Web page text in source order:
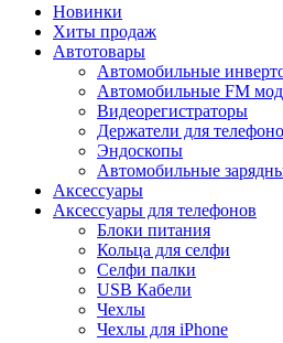
Новинки
Хиты продаж
Автотовары
Автомобильные
Автомобильные FM
Видеорегистраторы
Держатели для
Эндоскопы
Автомобильные
Аксессуары
Аксессуары для телефонов
Блоки питания
Кольца для селфи
Селфи палки
USB Кабели
Чехлы
Чехлы для iPhone